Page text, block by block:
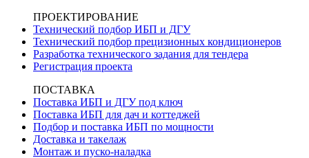
ПРОЕКТИРОВАНИЕ
Технический подбор ИБП и ДГУ
Технический подбор прецизионных кондиционеров
Разработка технического задания для тендера
Регистрация проекта
ПОСТАВКА
Поставка ИБП и ДГУ под ключ
Поставка ИБП для дач и коттеджей
Подбор и поставка ИБП по мощности
Доставка и такелаж
Монтаж и пуско-наладка